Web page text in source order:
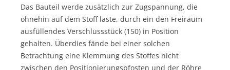
Das Bauteil werde zusätzlich zur Zugspannung, die
ohnehin auf dem Stoff laste, durch ein den Freiraum
ausfüllendes Verschlussstück (150) in Position
gehalten. Überdies fände bei einer solchen
Betrachtung eine Klemmung des Stoffes nicht
zwischen den Positionierungspfosten und der Röhre